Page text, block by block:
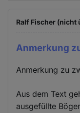
Ralf Fischer (nicht
Anmerkung
Anmerkung zu
Aus dem Text
ausgefüllte